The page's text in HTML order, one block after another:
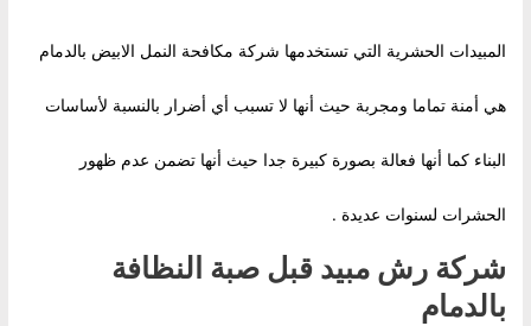
المبيدات الحشرية التي تستخدمها شركة مكافحة النمل الابيض بالدمام
هي أمنة تماما ومجربة حيث أنها لا تسبب أي أضرار بالنسبة لأساسات
البناء كما أنها فعالة بصورة كبيرة جدا حيث أنها تضمن عدم ظهور
الحشرات لسنوات عديدة .
شركة رش مبيد قبل صبة النظافة
بالدمام